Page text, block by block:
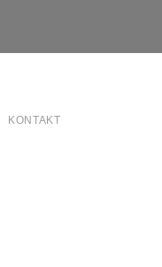
KONTAKT